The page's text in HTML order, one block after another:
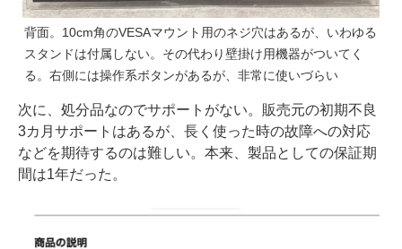
背面。10cm角のVESAマウント用のネジ穴はあるが、いわゆる
スタンドは付属しない。その代わり壁掛け用機器がついてく
る。右側には操作系ボタンがあるが、非常に使いづらい
次に、処分品なのでサポートがない。販売元の初期不良
3カ月サポートはあるが、長く使った時の故障への対応
などを期待するのは難しい。本来、製品としての保証期
間は1年だった。